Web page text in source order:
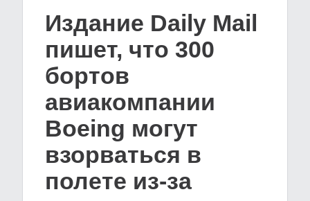
Издание Daily Mail
пишет, что 300
бортов
авиакомпании
Boeing могут
взорваться в
полете из-за